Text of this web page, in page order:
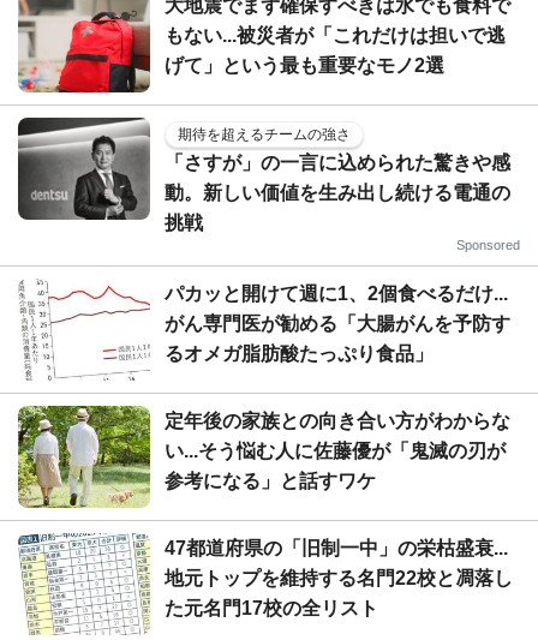
大地震でまず確保すべきは水でも食料で
もない...被災者が「これだけは担いで逃
げて」という最も重要なモノ2選
期待を超えるチームの強さ
「さすが」の一言に込められた驚きや感
動。新しい価値を生み出し続ける電通の
挑戦
Sponsored
パカッと開けて週に1、2個食べるだけ...
がん専門医が勧める「大腸がんを予防す
るオメガ脂肪酸たっぷり食品」
定年後の家族との向き合い方がわからな
い...そう悩む人に佐藤優が「鬼滅の刃が
参考になる」と話すワケ
47都道府県の「旧制一中」の栄枯盛衰...
地元トップを維持する名門22校と凋落し
た元名門17校の全リスト